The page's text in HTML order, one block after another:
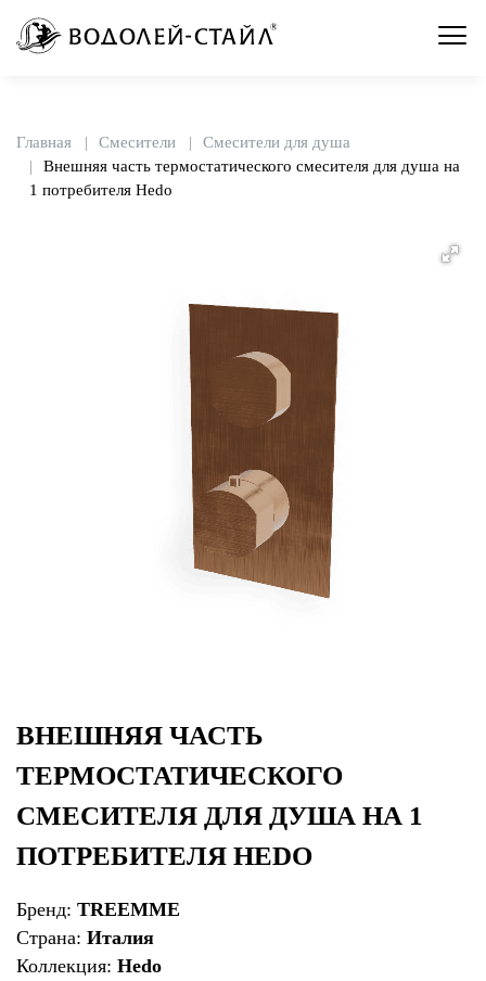
Главная Смесители
Смесители для душа
Внешняя часть термостатического смесителя для душа на
1 потребителя Hedo
ВНЕШНЯЯ ЧАСТЬ
ТЕРМОСТАТИЧЕСКОГО
СМЕСИТЕЛЯ ДЛЯ ДУША НА 1
ПОТРЕБИТЕЛЯ HEDO
Бренд: TREEMME
Страна: Италия
Коллекция: Hedo